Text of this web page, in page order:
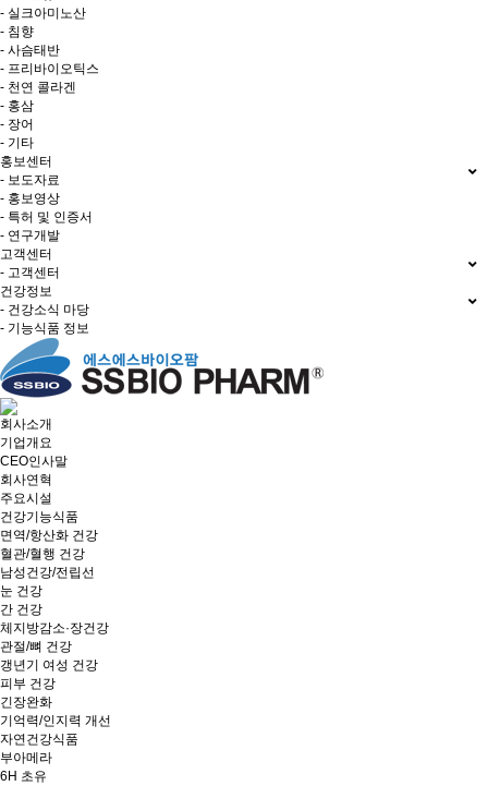
- 실크아미노산
- 침향
- 사슴태반
- 프리바이오틱스
- 천연 콜라겐
- 홍삼
- 장어
- 기타
홍보센터
- 보도자료
- 홍보영상
- 특허 및 인증서
- 연구개발
고객센터
- 고객센터
건강정보
- 건강소식 마당
- 기능식품 정보
회사소개
기업개요
CEO인사말
회사연혁
주요시설
건강기능식품
면역/항산화 건강
혈관/혈행 건강
남성건강/전립선
눈 건강
간 건강
체지방감소·장건강
관절/뼈 건강
갱년기 여성 건강
피부 건강
긴장완화
기억력/인지력 개선
자연건강식품
부아메라
6H 초유